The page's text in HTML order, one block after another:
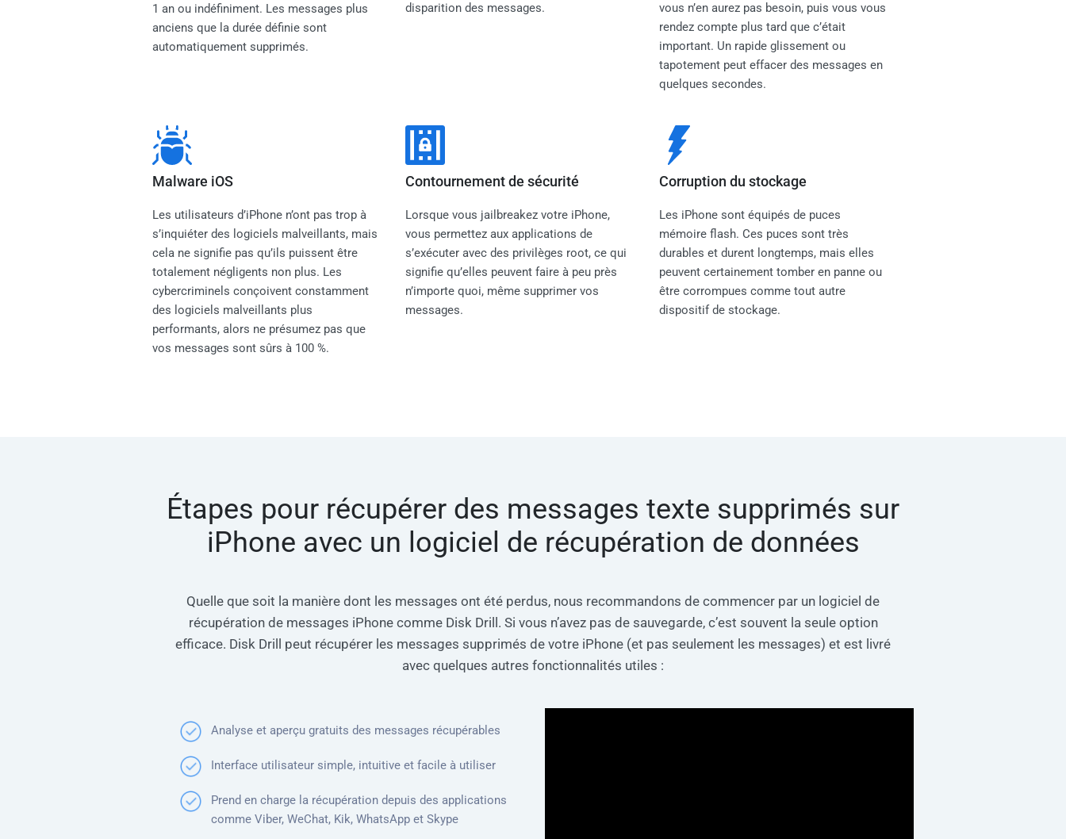
1 an ou indéfiniment. Les messages plus
anciens que la durée définie sont
automatiquement supprimés.
disparition des messages.
vous n’en aurez pas besoin, puis vous vous
rendez compte plus tard que c’était
important. Un rapide glissement ou
tapotement peut effacer des messages en
quelques secondes.
Malware iOS
Les utilisateurs d’iPhone n’ont pas trop à
s’inquiéter des logiciels malveillants, mais
cela ne signifie pas qu’ils puissent être
totalement négligents non plus. Les
cybercriminels conçoivent constamment
des logiciels malveillants plus
performants, alors ne présumez pas que
vos messages sont sûrs à 100 %.
Contournement de sécurité
Lorsque vous jailbreakez votre iPhone,
vous permettez aux applications de
s’exécuter avec des privilèges root, ce qui
signifie qu’elles peuvent faire à peu près
n’importe quoi, même supprimer vos
messages.
Corruption du stockage
Les iPhone sont équipés de puces
mémoire flash. Ces puces sont très
durables et durent longtemps, mais elles
peuvent certainement tomber en panne ou
être corrompues comme tout autre
dispositif de stockage.
Étapes pour récupérer des messages texte supprimés sur
iPhone avec un logiciel de récupération de données
Quelle que soit la manière dont les messages ont été perdus, nous recommandons de commencer par un logiciel de
récupération de messages iPhone comme Disk Drill. Si vous n’avez pas de sauvegarde, c’est souvent la seule option
efficace. Disk Drill peut récupérer les messages supprimés de votre iPhone (et pas seulement les messages) et est livré
avec quelques autres fonctionnalités utiles :
Analyse et aperçu gratuits des messages récupérables
Interface utilisateur simple, intuitive et facile à utiliser
Prend en charge la récupération depuis des applications
comme Viber, WeChat, Kik, WhatsApp et Skype